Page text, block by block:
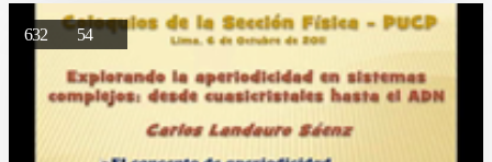
632 54